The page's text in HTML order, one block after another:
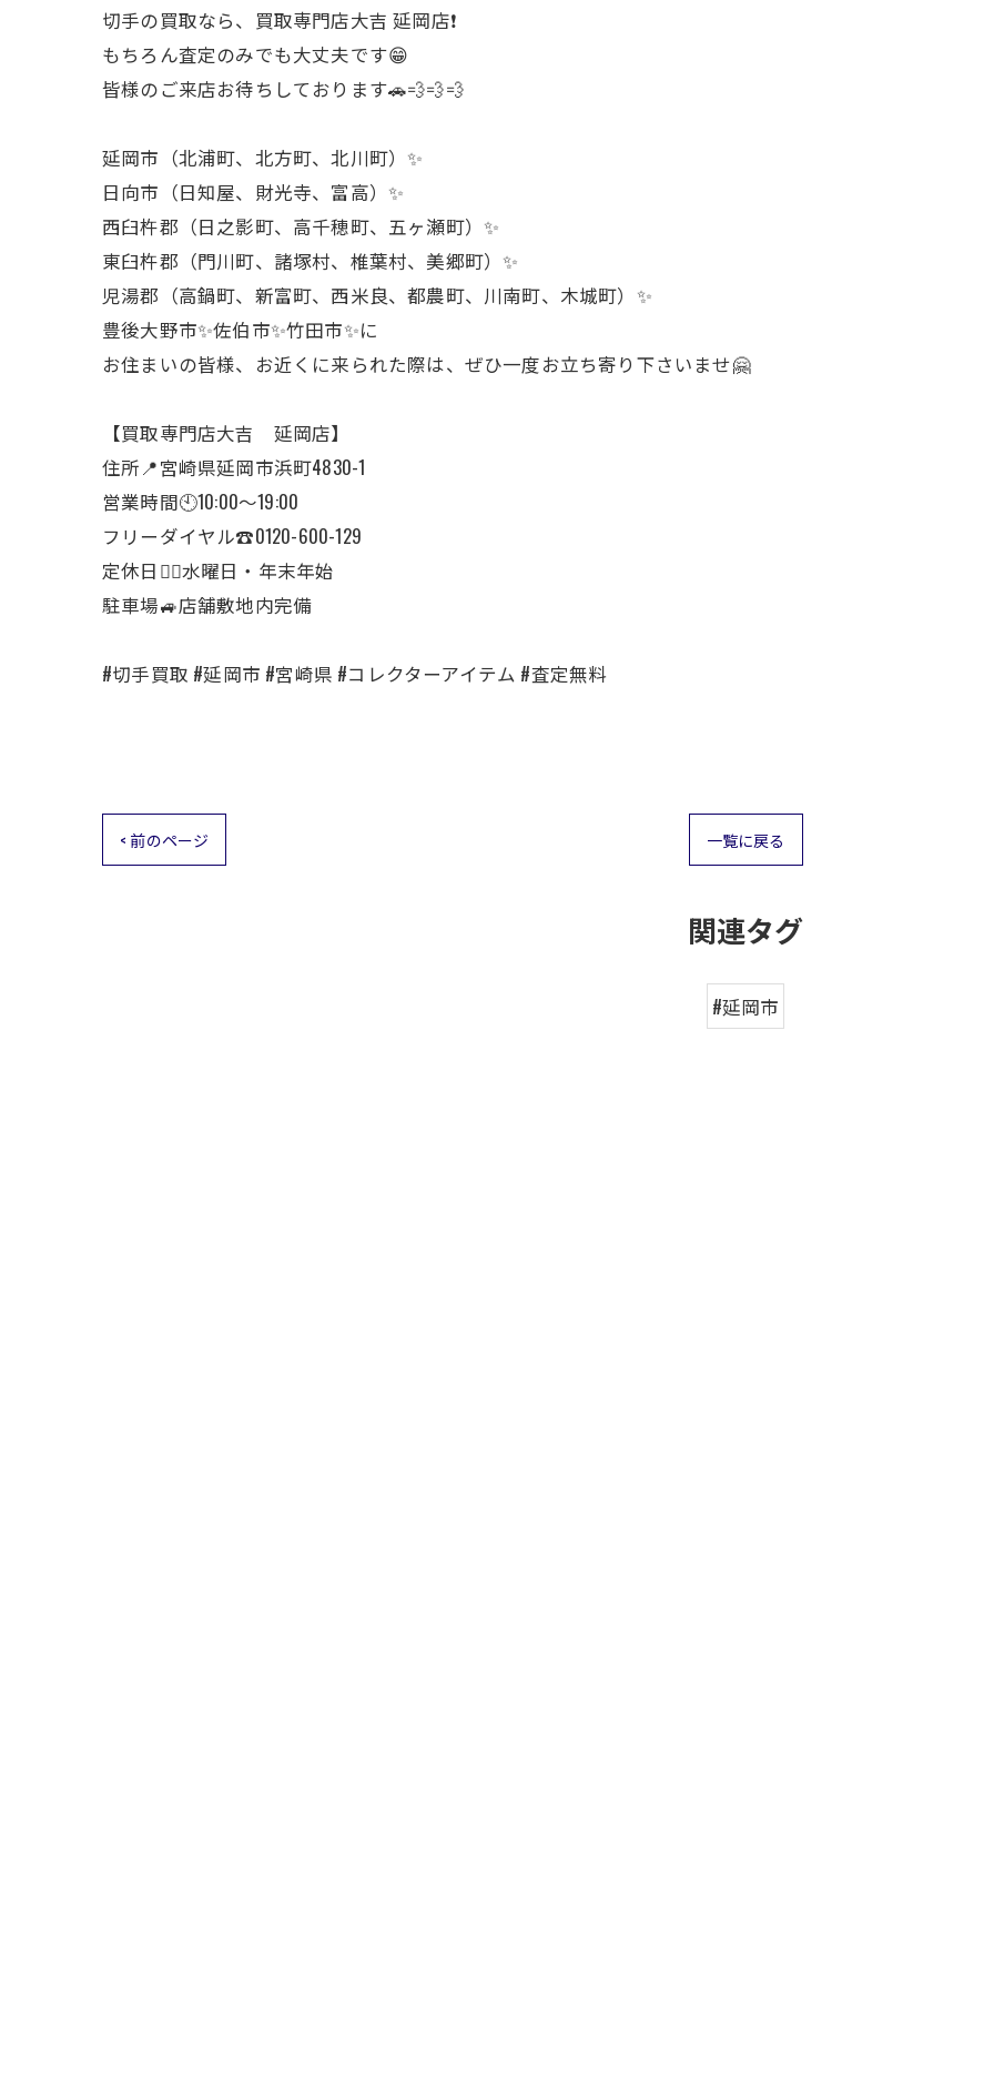
切手の買取なら、買取専門店大吉 延岡店❗
もちろん査定のみでも大丈夫です😁
皆様のご来店お待ちしております🚗💨💨💨
延岡市（北浦町、北方町、北川町）✨
日向市（日知屋、財光寺、富高）✨
西臼杵郡（日之影町、高千穂町、五ヶ瀬町）✨
東臼杵郡（門川町、諸塚村、椎葉村、美郷町）✨
児湯郡（高鍋町、新富町、西米良、都農町、川南町、木城町）✨
豊後大野市✨佐伯市✨竹田市✨に
お住まいの皆様、お近くに来られた際は、ぜひ一度お立ち寄り下さいませ🤗
【買取専門店大吉 延岡店】
住所📍宮崎県延岡市浜町4830-1
営業時間🕙10:00～19:00
フリーダイヤル☎️0120-600-129
定休日🙇‍♂️水曜日・年末年始
駐車場🚙店舗敷地内完備
#切手買取 #延岡市 #宮崎県 #コレクターアイテム #査定無料
< 前のページ 一覧に戻る
関連タグ
#延岡市